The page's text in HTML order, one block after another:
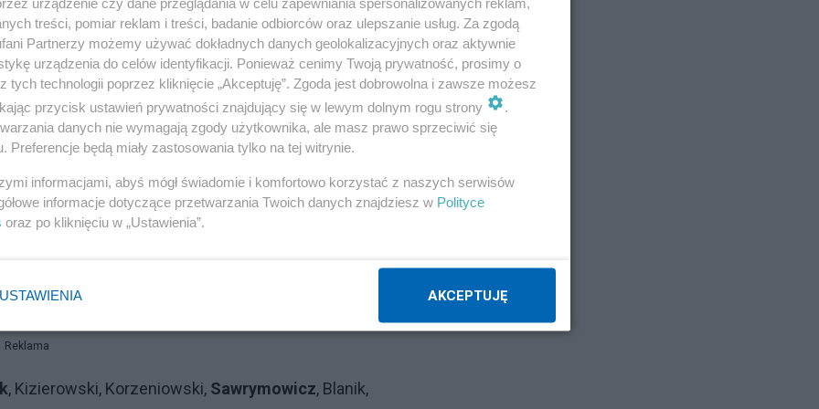
przegrają. Gdy to się stanie narażają się na krytykę
nakręcają się nawzajem. Ci pierwsi pompują
z tym walczyć ciągle zwiększają swój budżet. W
decyduje praca i talent (nie odwrotnie).
będzie niezwykle trudno, konkurencja ze strony
coraz trudniejszy do wywalczenia, dlatego trzeba się
ale jedni mają je trochę większe - oto moja
ci pewniejsi):
Reklama
, Kizierowski, Korzeniowski, Sawrymowicz, Blanik,
treści, pomiar reklam i treści, badanie odbiorców oraz ulepszanie usług. Za zgodą
Partnerzy możemy używać dokładnych danych geolokalizacyjnych oraz aktywnie
urządzenia do celów identyfikacji. Ponieważ cenimy Twoją prywatność, prosimy o
tych technologii poprzez kliknięcie „Akceptuję”. Zgoda jest dobrowolna i zawsze możesz
przycisk ustawień prywatności znajdujący się w lewym dolnym rogu strony
.
danych nie wymagają zgody użytkownika, ale masz prawo sprzeciwić się
Preferencje będą miały zastosowania tylko na tej witrynie.
informacjami, abyś mógł świadomie i komfortowo korzystać z naszych serwisów
informacje dotyczące przetwarzania Twoich danych znajdziesz w Polityce
oraz po kliknięciu w „Ustawienia”.
USTAWIENIA AKCEPTUJĘ